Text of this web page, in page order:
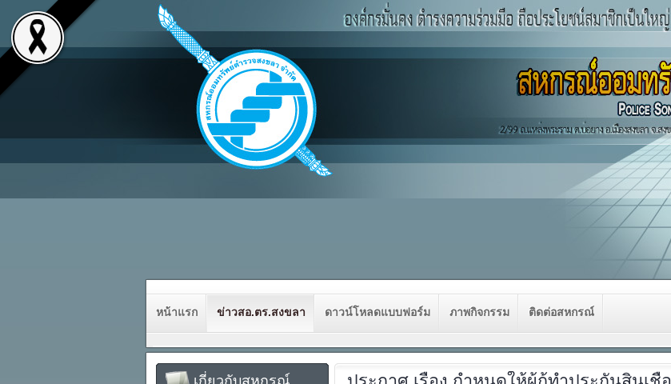
หน้าแรก ข่าวสอ.ตร.สงขลา ดาวน์โหลดแบบฟอร์ม ภาพกิจกรรม ติดต่อสหกรณ์
เกี่ยวกับสหกรณ์